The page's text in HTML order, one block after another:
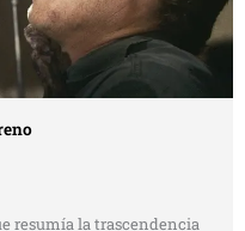
resumía la trascendencia